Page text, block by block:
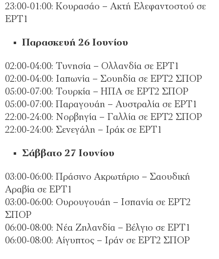
23:00-01:00: Κουρασάο – Ακτή Ελεφαντοστού σε
ΕΡΤ1
Παρασκευή 26 Ιουνίου
02:00-04:00: Τυνησία – Ολλανδία σε ΕΡΤ1
02:00-04:00: Ιαπωνία – Σουηδία σε ΕΡΤ2 ΣΠΟΡ
05:00-07:00: Τουρκία – ΗΠΑ σε ΕΡΤ2 ΣΠΟΡ
05:00-07:00: Παραγουάη – Αυστραλία σε ΕΡΤ1
22:00-24:00: Νορβηγία – Γαλλία σε ΕΡΤ2 ΣΠΟΡ
22:00-24:00: Σενεγάλη – Ιράκ σε ΕΡΤ1
Σάββατο 27 Ιουνίου
03:00-06:00: Πράσινο Ακρωτήριο – Σαουδική
Αραβία σε ΕΡΤ1
03:00-06:00: Ουρουγουάη – Ισπανία σε ΕΡΤ2
ΣΠΟΡ
06:00-08:00: Νέα Ζηλανδία – Βέλγιο σε ΕΡΤ1
06:00-08:00: Αίγυπτος – Ιράν σε ΕΡΤ2 ΣΠΟΡ